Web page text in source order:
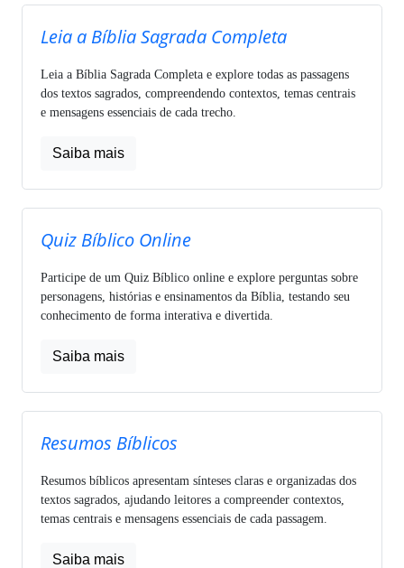
Leia a Bíblia Sagrada Completa
Leia a Bíblia Sagrada Completa e explore todas as passagens
dos textos sagrados, compreendendo contextos, temas centrais
e mensagens essenciais de cada trecho.
Saiba mais
Quiz Bíblico Online
Participe de um Quiz Bíblico online e explore perguntas sobre
personagens, histórias e ensinamentos da Bíblia, testando seu
conhecimento de forma interativa e divertida.
Saiba mais
Resumos Bíblicos
Resumos bíblicos apresentam sínteses claras e organizadas dos
textos sagrados, ajudando leitores a compreender contextos,
temas centrais e mensagens essenciais de cada passagem.
Saiba mais